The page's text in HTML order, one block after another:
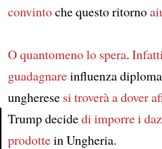
convintoche questo ritorno
O quantomenolo spera.
guadagnareinfluenza
ungherese si troverà a dover
Trump decidedi imporre i
prodottein Ungheria.